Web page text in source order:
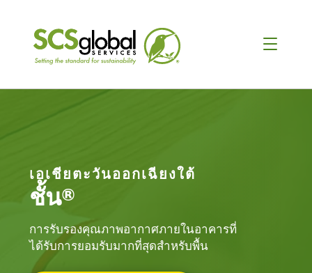
เอเชียตะวันออกเฉียงใต้
ชั้น®
การรับรองคุณภาพอากาศภายในอาคารที่
ได้รับการยอมรับมากที่สุดสําหรับพื้น